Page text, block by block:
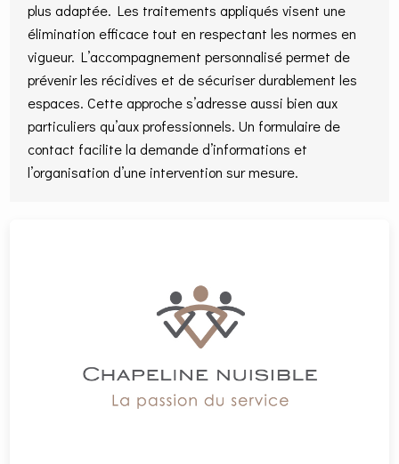
plus adaptée. Les traitements appliqués visent une
élimination efficace tout en respectant les normes en
vigueur. L’accompagnement personnalisé permet de
prévenir les récidives et de sécuriser durablement les
espaces. Cette approche s’adresse aussi bien aux
particuliers qu’aux professionnels. Un formulaire de
contact facilite la demande d’informations et
l’organisation d’une intervention sur mesure.